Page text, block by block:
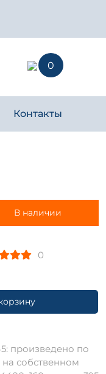
0
Контакты
В наличии
0
произведено по
собственном